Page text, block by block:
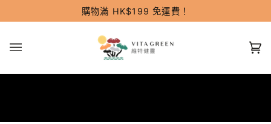
過
購物滿 HK$199 免運費！